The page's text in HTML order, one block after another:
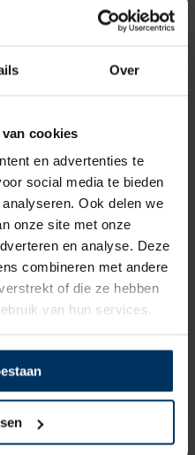
Over
cookies
en advertenties te
social media te bieden
Ook delen we
onze site met onze
en analyse. Deze
combineren met andere
of die ze hebben
van hun services.
wit/blauw
AL1004/T
BTW